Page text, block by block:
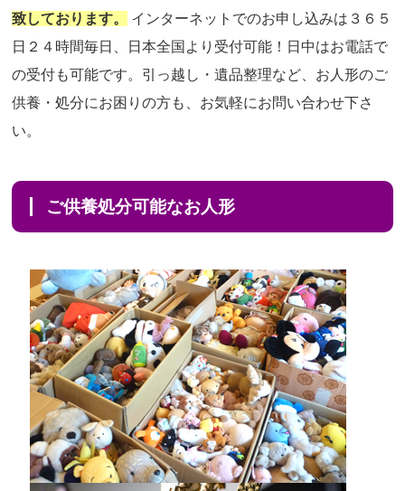
致しております。
インターネットでのお申し込みは３６５
日２４時間毎日、日本全国より受付可能！日中はお電話で
の受付も可能です。引っ越し・遺品整理など、お人形のご
供養・処分にお困りの方も、お気軽にお問い合わせ下さ
い。
ご供養処分可能なお人形